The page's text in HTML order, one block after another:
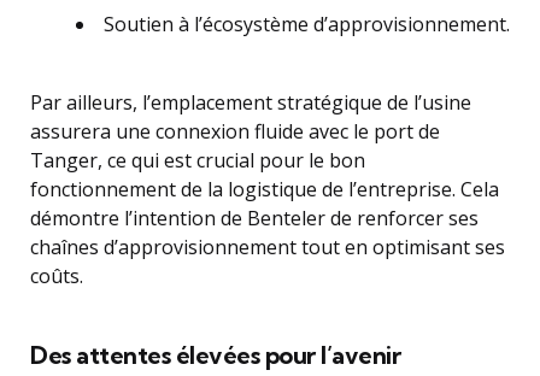
Soutien à l’écosystème d’approvisionnement.
Par ailleurs, l’emplacement stratégique de l’usine
assurera une connexion fluide avec le port de
Tanger, ce qui est crucial pour le bon
fonctionnement de la logistique de l’entreprise. Cela
démontre l’intention de Benteler de renforcer ses
chaînes d’approvisionnement tout en optimisant ses
coûts.
Des attentes élevées pour l’avenir